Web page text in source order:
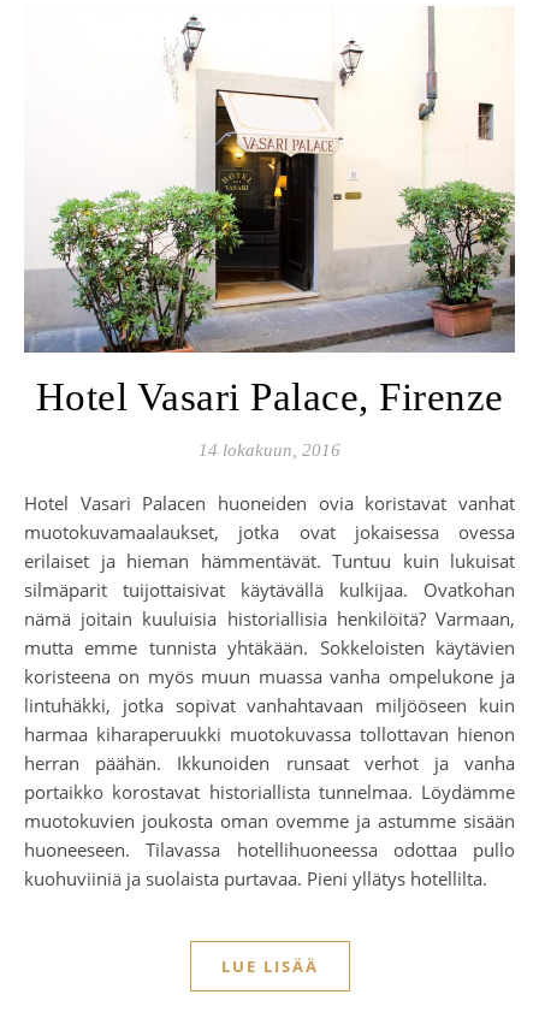
Hotel Vasari Palace, Firenze
14 lokakuun, 2016
Hotel Vasari Palacen huoneiden ovia koristavat vanhat
muotokuvamaalaukset, jotka ovat jokaisessa ovessa
erilaiset ja hieman hämmentävät. Tuntuu kuin lukuisat
silmäparit tuijottaisivat käytävällä kulkijaa. Ovatkohan
nämä joitain kuuluisia historiallisia henkilöitä? Varmaan,
mutta emme tunnista yhtäkään. Sokkeloisten käytävien
koristeena on myös muun muassa vanha ompelukone ja
lintuhäkki, jotka sopivat vanhahtavaan miljööseen kuin
harmaa kiharaperuukki muotokuvassa tollottavan hienon
herran päähän. Ikkunoiden runsaat verhot ja vanha
portaikko korostavat historiallista tunnelmaa. Löydämme
muotokuvien joukosta oman ovemme ja astumme sisään
huoneeseen. Tilavassa hotellihuoneessa odottaa pullo
kuohuviiniä ja suolaista purtavaa. Pieni yllätys hotellilta.
LUE LISÄÄ